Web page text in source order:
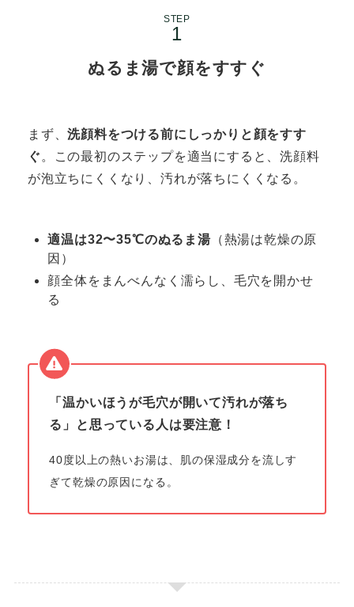
STEP
ぬるま湯で顔をすすぐ
まず、洗顔料をつける前にしっかりと顔をすす
ぐ 。この最初のステップを適当にすると、洗顔料
が泡立ちにくくなり、汚れが落ちにくくなる。
適温は32〜35℃のぬるま湯（熱湯は乾燥の原
因）
顔全体をまんべんなく濡らし、毛穴を開かせ
る
「温かいほうが毛穴が開いて汚れが落ち
る」と思っている人は要注意！
40度以上の熱いお湯は、肌の保湿成分を流しす
ぎて乾燥の原因になる。